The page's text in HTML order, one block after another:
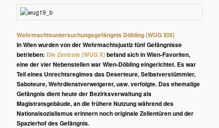
Wehrmachtsuntersuchungsgefängnis Döbling (WUG XIX)
In Wien wurden von der Wehrmachtsjustiz fünf Gefängnisse
betrieben: Die Zentrale (WUG X)befand sich in Wien-Favoriten,
eine der vier Nebenstellen war Wien-Döbling eingerichtet. Es war
Teil eines Unrechtsregimes das Deserteure, Selbstverstümmler,
Saboteure, Wehrdienstverweigerer, usw. verfolgte. Das ehemalige
Gefängnis dient heute der Bezirksverwaltung als
Magistratsgebäude, an die frühere Nutzung während des
Nationalsozialismus erinnern noch originale Zellentüren und der
Spazierhof des Gefängnis.